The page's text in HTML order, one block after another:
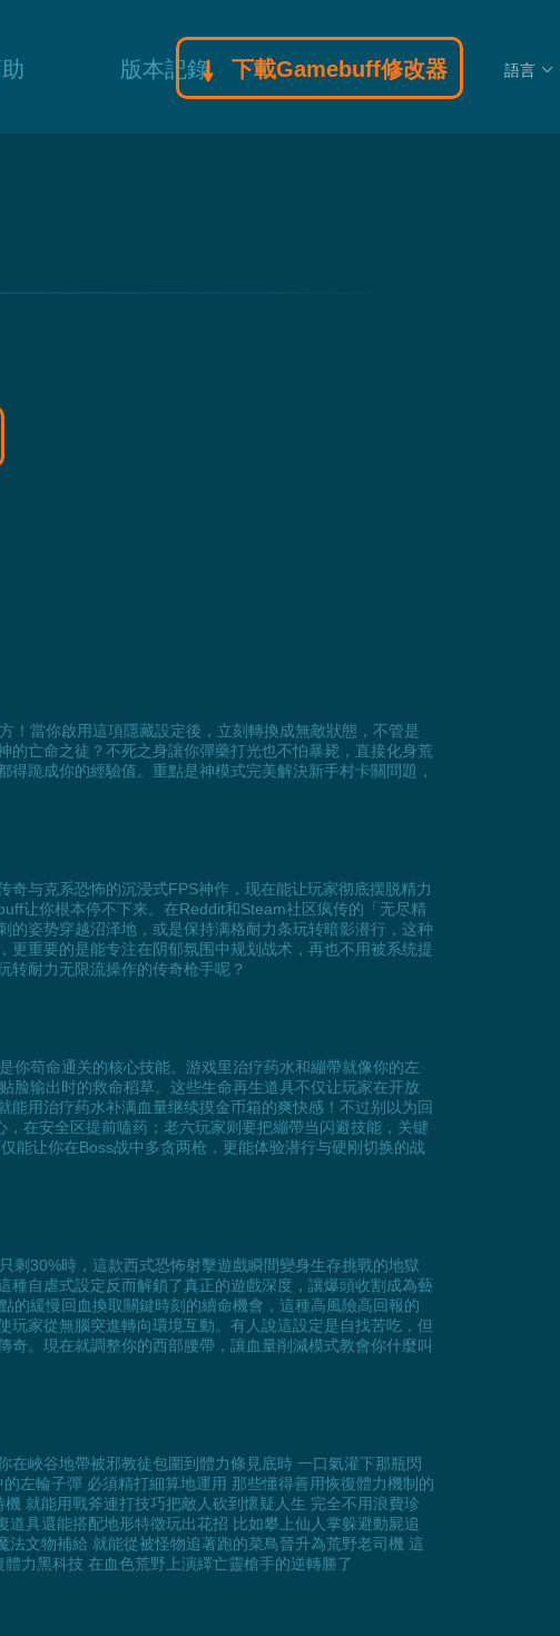
版本記錄 下載Gamebuff修改器 語言
！當你啟用這項隱藏設定後，立刻轉換成無敵狀態，不管是
亡命之徒？不死之身讓你彈藥打光也不怕暴毙，直接化身荒
跪成你的經驗值。重點是神模式完美解決新手村卡關問題，
与克系恐怖的沉浸式FPS神作，现在能让玩家彻底摆脱精力
让你根本停不下来。在Reddit和Steam社区疯传的「无尽精
姿势穿越沼泽地，或是保持满格耐力条玩转暗影潜行，这种
重要的是能专注在阴郁氛围中规划战术，再也不用被系统提
转耐力无限流操作的传奇枪手呢？
你苟命通关的核心技能。游戏里治疗药水和繃帶就像你的左
脸输出时的救命稻草。这些生命再生道具不仅让玩家在开放
用治疗药水补满血量继续摸金币箱的爽快感！不过别以为回
在安全区提前嗑药；老六玩家则要把繃帶当闪避技能，关键
能让你在Boss战中多贪两枪，更能体验潜行与硬刚切换的战
剩30%時，這款西式恐怖射擊遊戲瞬間變身生存挑戰的地獄
自虐式設定反而解鎖了真正的遊戲深度，讓爆頭收割成為藝
緩慢回血換取關鍵時刻的續命機會，這種高風險高回報的
家從無腦突進轉向環境互動。有人說這設定是自找苦吃，但
。現在就調整你的西部腰帶，讓血量削減模式教會你什麼叫
峽谷地帶被邪教徒包圍到體力條見底時 一口氣灌下那瓶閃
左輪子彈 必須精打細算地運用 那些懂得善用恢復體力機制的
就能用戰斧連打技巧把敵人砍到懷疑人生 完全不用浪費珍
具還能搭配地形特徵玩出花招 比如攀上仙人掌躲避動屍追
文物補給 就能從被怪物追著跑的菜鳥晉升為荒野老司機 這
力黑科技 在血色荒野上演繹亡靈槍手的逆轉勝了